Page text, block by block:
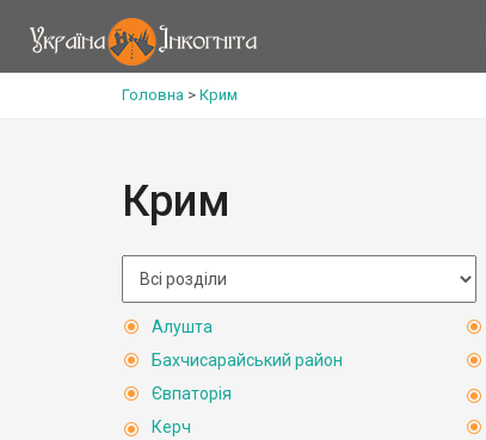
Головна > Крим
Крим
Алушта
Бахчисарайський район
Євпаторія
Керч